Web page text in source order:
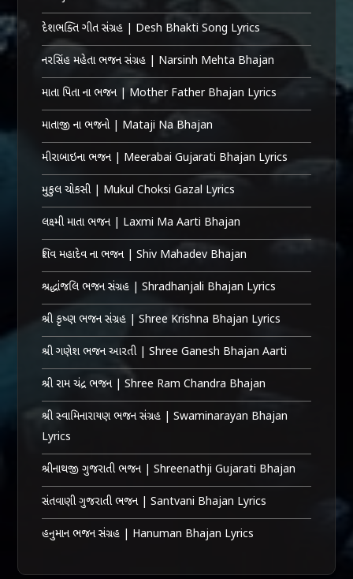
દેશભક્તિ ગીત સંગ્રહ | Desh Bhakti Song Lyrics
નરસિંહ મહેતા ભજન સંગ્રહ | Narsinh Mehta Bhajan
માતા પિતા ના ભજન | Mother Father Bhajan Lyrics
માતાજી ના ભજનો | Mataji Na Bhajan
મીરાબાઇના ભજન | Meerabai Gujarati Bhajan Lyrics
મુકુલ ચોકસી | Mukul Choksi Gazal Lyrics
લક્ષ્મી માતા ભજન | Laxmi Ma Aarti Bhajan
શિવ મહાદેવ ના ભજન | Shiv Mahadev Bhajan
શ્રદ્ધાંજલિ ભજન સંગ્રહ | Shradhanjali Bhajan Lyrics
શ્રી કૃષ્ણ ભજન સંગ્રહ | Shree Krishna Bhajan Lyrics
શ્રી ગણેશ ભજન આરતી | Shree Ganesh Bhajan Aarti
શ્રી રામ ચંદ્ર ભજન | Shree Ram Chandra Bhajan
શ્રી સ્વામિનારાયણ ભજન સંગ્રહ | Swaminarayan Bhajan
Lyrics
શ્રીનાથજી ગુજરાતી ભજન | Shreenathji Gujarati Bhajan
સંતવાણી ગુજરાતી ભજન | Santvani Bhajan Lyrics
હનુમાન ભજન સંગ્રહ | Hanuman Bhajan Lyrics